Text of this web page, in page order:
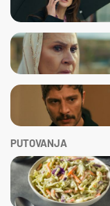
PUTOVANJA